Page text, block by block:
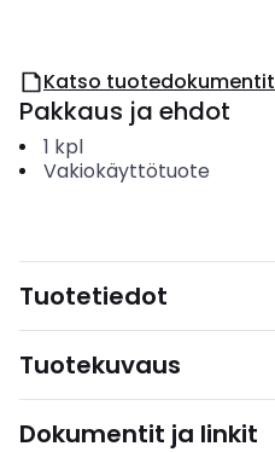
Katso tuotedokumentit
Pakkaus ja ehdot
1 kpl
Vakiokäyttötuote
Tuotetiedot
Tuotekuvaus
Dokumentit ja linkit